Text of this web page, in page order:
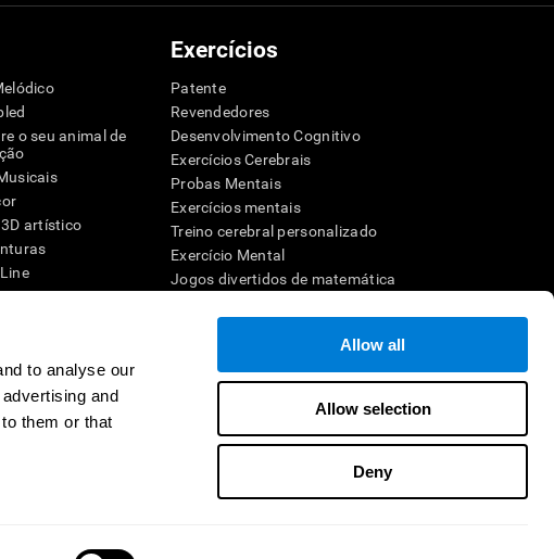
to analyse our
and
them or that
Allow all
Allow selection
Deny
o seu animal de
artístico
balões
engenho
para a memória
Exercícios
Patente
Revendedores
Desenvolvimento Cognitivo
Exercícios Cerebrais
Probas Mentais
Exercícios mentais
Treino cerebral personalizado
Exercício Mental
Jogos divertidos de matemática
Teste de QI